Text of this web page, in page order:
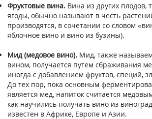
Фруктовые вина. Вина из других плодов,
ягоды, обычно называют в честь
производятся, в сочетании со словом
яблочное вино и вино из бузины).
Мид (медовое вино). Мид, также
вином, получается путем сбраживания
иногда с добавлением фруктов, специй,
До тех пор, пока основным
является мед, напиток считается
как научились получать вино из
известен в Африке, Европе и Азии.